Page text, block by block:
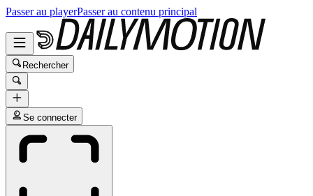
Passer au playerPasser au contenu principal
Rechercher
Se connecter